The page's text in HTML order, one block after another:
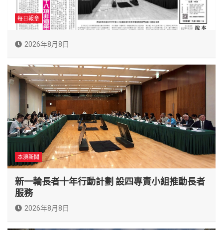
每日報章
2026年8月8日
本澳新聞
新一輪長者十年行動計劃 設四專責小組推動長者
服務
2026年8月8日